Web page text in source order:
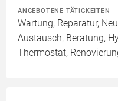
ANGEBOTENE TÄTIGKEITEN
Wartung, Reparatur,
Austausch, Beratung,
Thermostat,